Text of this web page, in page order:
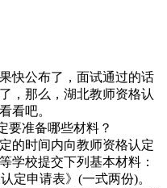
快公布了，面试通过的话
，那么，湖北教师资格认
看吧。
的时间内向教师资格认定
学校提交下列基本材料：
定申请表》(一式两份)。